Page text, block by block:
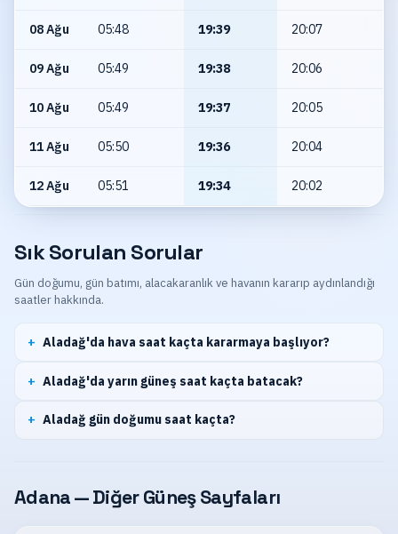
08 Ağu 05:48 19:39 20:07
09 Ağu 05:49 19:38 20:06
10 Ağu 05:49 19:37 20:05
11 Ağu 05:50 19:36 20:04
12 Ağu 05:51 19:34 20:02
Sık Sorulan Sorular
Gün doğumu, gün batımı, alacakaranlık ve havanın kararıp aydınlandığı
saatler hakkında.
Aladağ'da hava saat kaçta kararmaya başlıyor?
Aladağ'da yarın güneş saat kaçta batacak?
Aladağ gün doğumu saat kaçta?
Adana — Diğer Güneş Sayfaları